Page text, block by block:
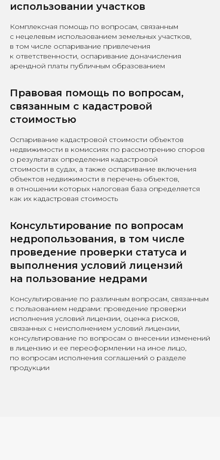
использовании участков
Комплексная помощь по вопросам, связанным
с нецелевым использованием земельных участков,
в том числе оспаривание привлечения
к ответственности, оспаривание доначисления
арендной платы публичным образованием
Правовая помощь по вопросам,
связанным с кадастровой
стоимостью
Оспаривание кадастровой стоимости объектов
недвижимости в комиссиях по рассмотрению споров
о результатах определения кадастровой
стоимости в судах, а также оспаривание включения
объектов недвижимости в перечень объектов,
в отношении которых налоговая база определяется
как их кадастровая стоимость
Консультирование по вопросам
недропользования, в том числе
проведение проверки статуса и
выполнения условий лицензий
на пользование недрами
Консультирование по различным вопросам, связанным
с пользованием недрами: проведение проверки
исполнения условий лицензии, оценка рисков,
связанных с неисполнением условий лицензии,
консультирование по вопросам о внесении изменений
в лицензию и ее переоформлении на иное лицо,
по вопросам исполнения соглашений о разделе
продукции